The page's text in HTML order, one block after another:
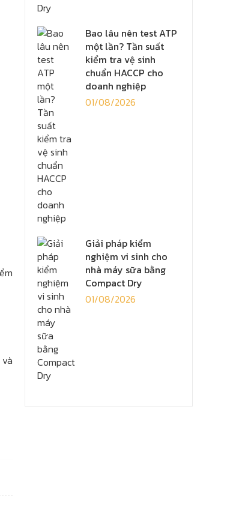
Bao lâu nên test ATP
một lần? Tần suất
kiểm tra vệ sinh
chuẩn HACCP cho
doanh nghiệp
01/08/2026
Giải pháp kiểm
nghiệm vi sinh cho
nhà máy sữa bằng
Compact Dry
01/08/2026